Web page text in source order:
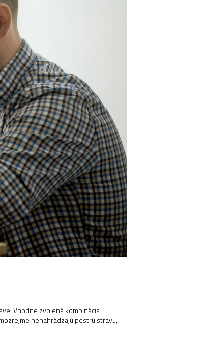
Vhodne zvolená kombinácia
nenahrádzajú pestrú stravu,